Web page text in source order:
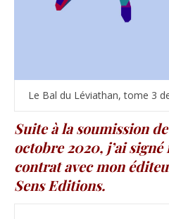
Le Bal du Léviathan, tome 3
Suite à la soumission
octobre 2020, j’ai
contrat avec mon
Sens Editions.